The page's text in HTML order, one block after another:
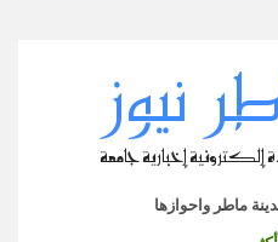
ماطر واحوازها